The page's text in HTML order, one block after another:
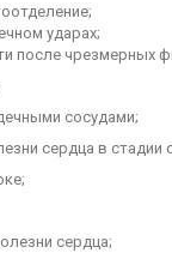
ударах;
после чрезмерных
сосудами;
сердца в стадии
сердца;